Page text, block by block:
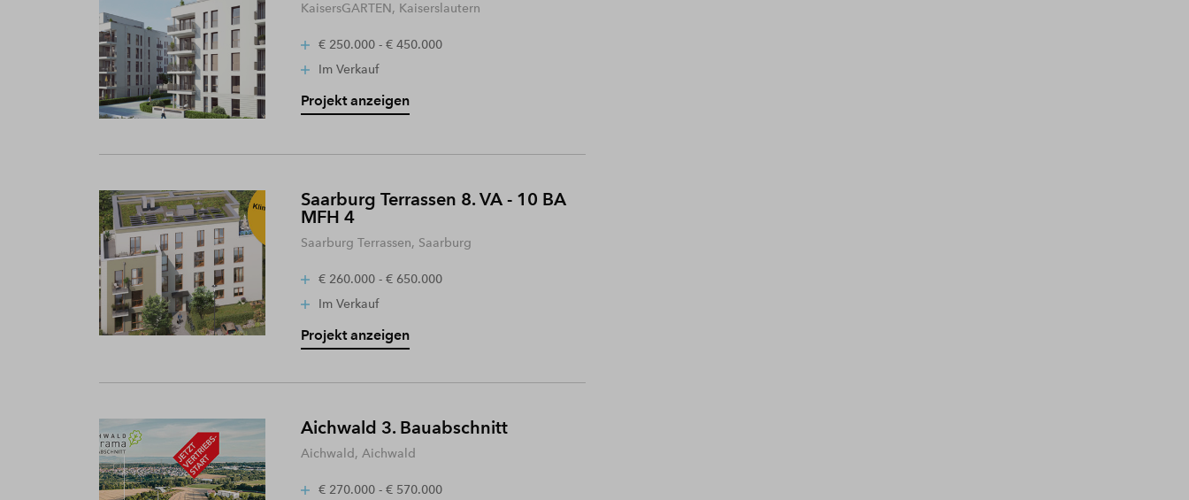
KaisersGARTEN, Kaiserslautern
€ 250.000 - € 450.000
Im Verkauf
Projekt anzeigen
Saarburg Terrassen 8. VA - 10 BA
MFH 4
Saarburg Terrassen, Saarburg
€ 260.000 - € 650.000
Im Verkauf
Projekt anzeigen
Aichwald 3. Bauabschnitt
Aichwald, Aichwald
€ 270.000 - € 570.000